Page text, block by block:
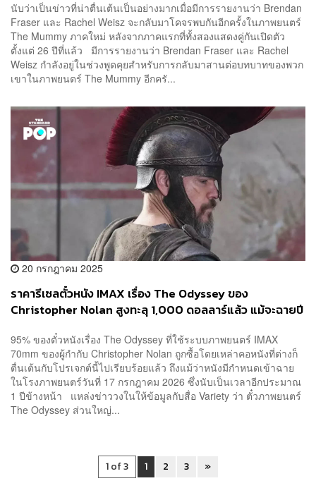
นับว่าเป็นข่าวที่น่าตื่นเต้นเป็นอย่างมากเมื่อมีการรายงานว่า Brendan
Fraser และ Rachel Weisz จะกลับมาโคจรพบกันอีกครั้งในภาพยนตร์
The Mummy ภาคใหม่ หลังจากภาคแรกที่ทั้งสองแสดงคู่กันเปิดตัว
ตั้งแต่ 26 ปีที่แล้ว มีการรายงานว่า Brendan Fraser และ Rachel
Weisz กำลังอยู่ในช่วงพูดคุยสำหรับการกลับมาสานต่อบทบาทของพวก
เขาในภาพยนตร์ The Mummy อีกครั...
20 กรกฎาคม 2025
ราคารีเซลตั๋วหนัง IMAX เรื่อง The Odyssey ของ
Christopher Nolan สูงทะลุ 1,000 ดอลลาร์แล้ว แม้จะฉายปี
95% ของตั๋วหนังเรื่อง The Odyssey ที่ใช้ระบบภาพยนตร์ IMAX
70mm ของผู้กำกับ Christopher Nolan ถูกซื้อโดยเหล่าคอหนังที่ต่างก็
ตื่นเต้นกับโปรเจกต์นี้ไปเรียบร้อยแล้ว ถึงแม้ว่าหนังมีกำหนดเข้าฉาย
ในโรงภาพยนตร์วันที่ 17 กรกฎาคม 2026 ซึ่งนับเป็นเวลาอีกประมาณ
1 ปีข้างหน้า แหล่งข่าววงในให้ข้อมูลกับสื่อ Variety ว่า ตั๋วภาพยนตร์
The Odyssey ส่วนใหญ่...
1 of 3 1 2 3 »